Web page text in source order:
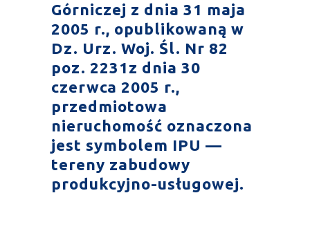
Górniczej z dnia 31 maja
2005 r., opublikowaną w
Dz. Urz. Woj. Śl. Nr 82
poz. 2231z dnia 30
czerwca 2005 r.,
przedmiotowa
nieruchomość oznaczona
jest symbolem IPU —
tereny zabudowy
produkcyjno-usługowej.